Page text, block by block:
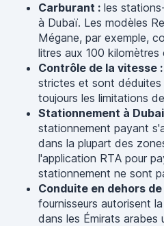
Carburant : les
à Dubaï. Les modèles
Mégane, par exemple,
litres aux 100 kilomètres
Contrôle de la vitesse :
strictes et sont
toujours les limitations
Stationnement à
stationnement payant
dans la plupart des
l'application RTA pour
stationnement ne sont
Conduite en dehors de
fournisseurs autorisent
dans les Émirats